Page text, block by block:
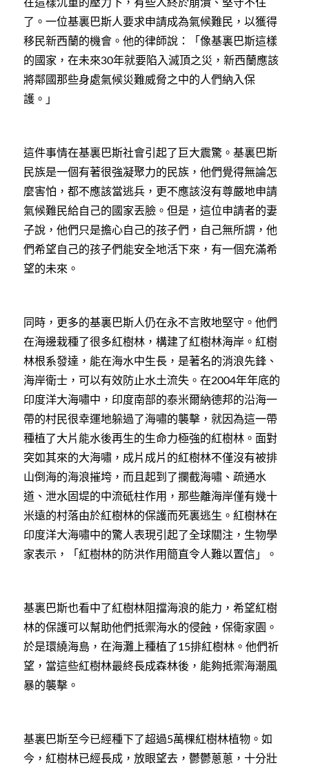
了。一位基裏巴斯人要求申請成為氣候難民，以獲得
移民新西蘭的機會。他的律師說：「像基裏巴斯這樣
的國家，在未來30年就要陷入滅頂之災，新西蘭應該
將鄰國那些身處氣候災難威脅之中的人們納入保
護。」
這件事情在基裏巴斯社會引起了巨大震驚。基裏巴斯
民族是一個有著很強凝聚力的民族，他們覺得無論怎
麼害怕，都不應該當逃兵，更不應該沒有尊嚴地申請
氣候難民給自己的國家丟臉。但是，這位申請者的妻
子說，他們只是擔心自己的孩子們，自己無所謂，他
們希望自己的孩子們能安全地活下來，有一個充滿希
望的未來。
同時，更多的基裏巴斯人仍在永不言敗地堅守。他們
在海邊栽種了很多紅樹林，構建了紅樹林海岸。紅樹
林根系發達，能在海水中生長，是著名的消浪先鋒、
海岸衛士，可以有效防止水土流失。在2004年年底的
印度洋大海嘯中，印度南部的泰米爾納德邦的沿海一
帶的村民很幸運地躲過了海嘯的襲擊，就因為這一帶
種植了大片能水後再生的生命力極強的紅樹林。面對
突如其來的大海嘯，成片成片的紅樹林不僅沒有被排
山倒海的海浪摧垮，而且起到了攔截海嘯、疏通水
道、泄水固堤的中流砥柱作用，那些離海岸僅有幾十
米遠的村落由於紅樹林的保護而死裏逃生。紅樹林在
印度洋大海嘯中的驚人表現引起了全球關注，生物學
家表示，「紅樹林的防洪作用簡直令人難以置信」。
基裏巴斯也看中了紅樹林阻擋海浪的能力，希望紅樹
林的保護可以幫助他們抵禦海水的侵蝕，保衛家園。
於是環繞海島，在海灘上種植了15排紅樹林。他們祈
望，當這些紅樹林最終長成森林後，能夠抵禦海潮風
暴的襲擊。
基裏巴斯至今已經種下了超過5萬棵紅樹林植物。如
今，紅樹林已經長成，放眼望去，鬱鬱蔥蔥，十分壯